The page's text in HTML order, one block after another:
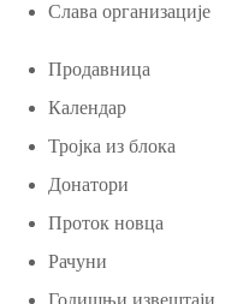
Слава организације
Продавница
Календар
Тројка из блока
Донатори
Проток новца
Рачуни